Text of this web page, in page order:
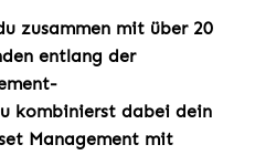
zusammen mit über 20
entlang der
kombinierst dabei dein
Management mit